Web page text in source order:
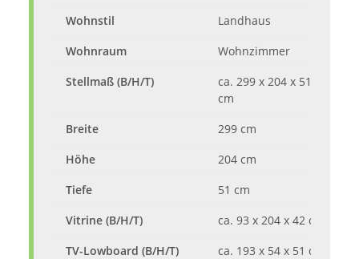
Wohnstil
Landhaus
Wohnraum
Wohnzimmer
Stellmaß (B/H/T)
ca. 299 x 204 x 51
cm
Breite
299 cm
Höhe
204 cm
Tiefe
51 cm
Vitrine (B/H/T)
ca. 93 x 204 x 42 cm
TV-Lowboard (B/H/T)
ca. 193 x 54 x 51 cm